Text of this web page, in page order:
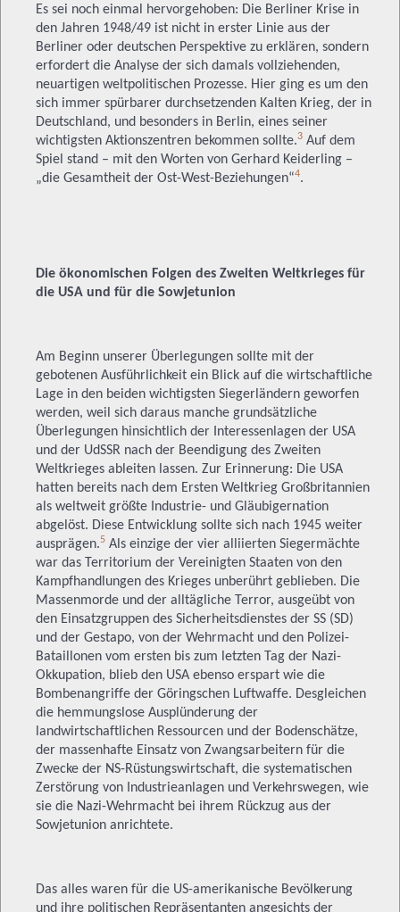
Es sei noch einmal hervorgehoben: Die Berliner Krise in
den Jahren 1948/49 ist nicht in erster Linie aus der
Berliner oder deutschen Perspektive zu erklären, sondern
erfordert die Analyse der sich damals vollziehenden,
neuartigen weltpolitischen Prozesse. Hier ging es um den
sich immer spürbarer durchsetzenden Kalten Krieg, der in
Deutschland, und besonders in Berlin, eines seiner
wichtigsten Aktionszentren bekommen sollte.3 Auf dem
Spiel stand – mit den Worten von Gerhard Keiderling –
„die Gesamtheit der Ost-West-Beziehungen“4.
Die ökonomischen Folgen des Zweiten Weltkrieges für
die USA und für die Sowjetunion
Am Beginn unserer Überlegungen sollte mit der
gebotenen Ausführlichkeit ein Blick auf die wirtschaftliche
Lage in den beiden wichtigsten Siegerländern geworfen
werden, weil sich daraus manche grundsätzliche
Überlegungen hinsichtlich der Interessenlagen der USA
und der UdSSR nach der Beendigung des Zweiten
Weltkrieges ableiten lassen. Zur Erinnerung: Die USA
hatten bereits nach dem Ersten Weltkrieg Großbritannien
als weltweit größte Industrie- und Gläubigernation
abgelöst. Diese Entwicklung sollte sich nach 1945 weiter
ausprägen.5 Als einzige der vier alliierten Siegermächte
war das Territorium der Vereinigten Staaten von den
Kampfhandlungen des Krieges unberührt geblieben. Die
Massenmorde und der alltägliche Terror, ausgeübt von
den Einsatzgruppen des Sicherheitsdienstes der SS (SD)
und der Gestapo, von der Wehrmacht und den Polizei-
Bataillonen vom ersten bis zum letzten Tag der Nazi-
Okkupation, blieb den USA ebenso erspart wie die
Bombenangriffe der Göringschen Luftwaffe. Desgleichen
die hemmungslose Ausplünderung der
landwirtschaftlichen Ressourcen und der Bodenschätze,
der massenhafte Einsatz von Zwangsarbeitern für die
Zwecke der NS-Rüstungswirtschaft, die systematischen
Zerstörung von Industrieanlagen und Verkehrswegen, wie
sie die Nazi-Wehrmacht bei ihrem Rückzug aus der
Sowjetunion anrichtete.
Das alles waren für die US-amerikanische Bevölkerung
und ihre politischen Repräsentanten angesichts der